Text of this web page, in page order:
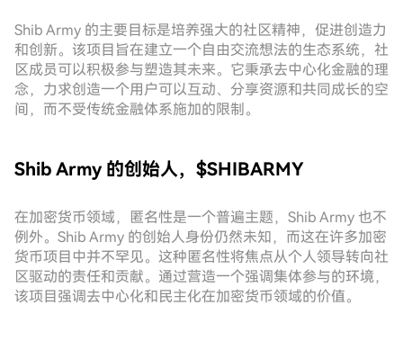
Shib Army 的主要目标是培养强大的社区精神，促进创造力
和创新。该项目旨在建立一个自由交流想法的生态系统，社
区成员可以积极参与塑造其未来。它秉承去中心化金融的理
念，力求创造一个用户可以互动、分享资源和共同成长的空
间，而不受传统金融体系施加的限制。
Shib Army 的创始人，$SHIBARMY
在加密货币领域，匿名性是一个普遍主题，Shib Army 也不
例外。Shib Army 的创始人身份仍然未知，而这在许多加密
货币项目中并不罕见。这种匿名性将焦点从个人领导转向社
区驱动的责任和贡献。通过营造一个强调集体参与的环境，
该项目强调去中心化和民主化在加密货币领域的价值。